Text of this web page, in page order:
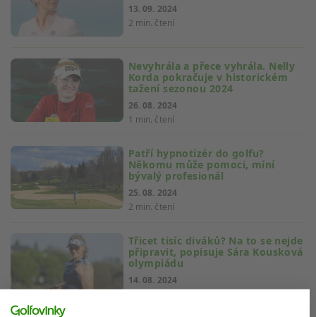
2 min. čtení
13. 09. 2024
1 min. čtení
26. 08. 2024
Nevyhrála a přece vyhrála. Nelly
Korda pokračuje v historickém
tažení sezonou 2024
2 min. čtení
25. 08. 2024
Patří hypnotizér do golfu?
Někomu může pomoci, míní
bývalý profesionál
14. 08. 2024
Třicet tisíc diváků? Na to se nejde
připravit, popisuje Sára Kousková
olympiádu